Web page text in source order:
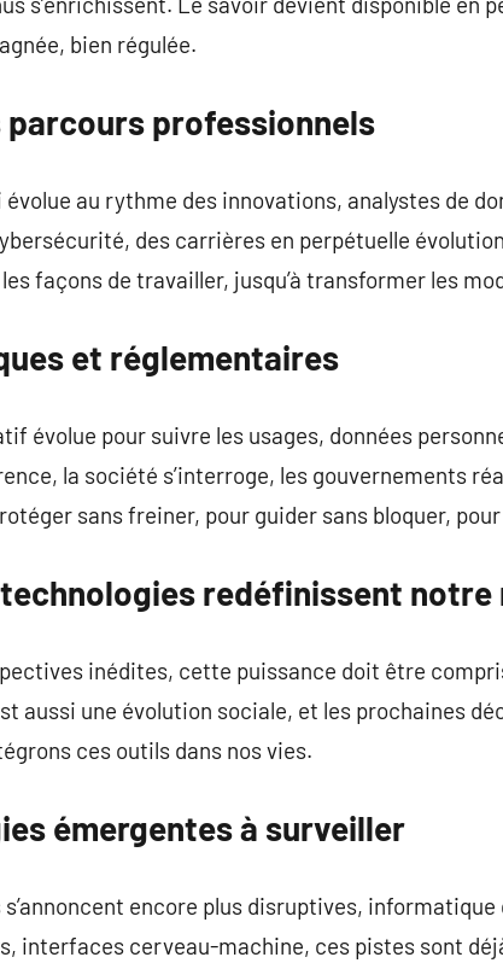
bien régulée.
parcours professionnels
évolue au rythme des innovations, analystes de
des carrières en perpétuelle
façons de travailler, jusqu’à transformer les
et réglementaires
évolue pour suivre les usages, données
la société s’interroge, les gouvernements
sans freiner, pour guider sans bloquer,
redéfinissent
inédites, cette puissance doit être
aussi une évolution sociale, et les prochaines
ces outils dans nos vies.
émergentes à surveiller
encore plus disruptives,
interfaces cerveau-machine, ces pistes sont